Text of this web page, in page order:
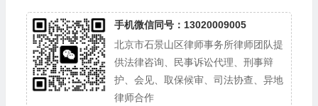
手机微信同号：13020009005
北京市石景山区律师事务所律师团队提
供法律咨询、民事诉讼代理、刑事辩
护、会见、取保候审、司法协查、异地
律师合作